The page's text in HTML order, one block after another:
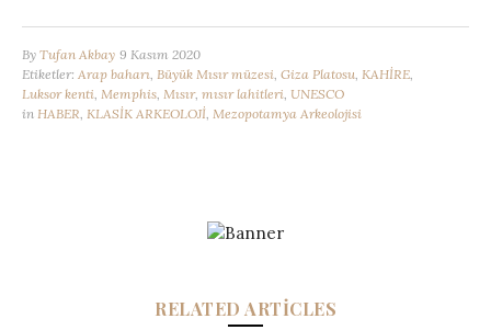
By Tufan Akbay 9 Kasım 2020
Etiketler: Arap baharı, Büyük Mısır müzesi, Giza Platosu, KAHİRE,
Luksor kenti, Memphis, Mısır, mısır lahitleri, UNESCO
in HABER, KLASİK ARKEOLOJİ, Mezopotamya Arkeolojisi
RELATED ARTICLES